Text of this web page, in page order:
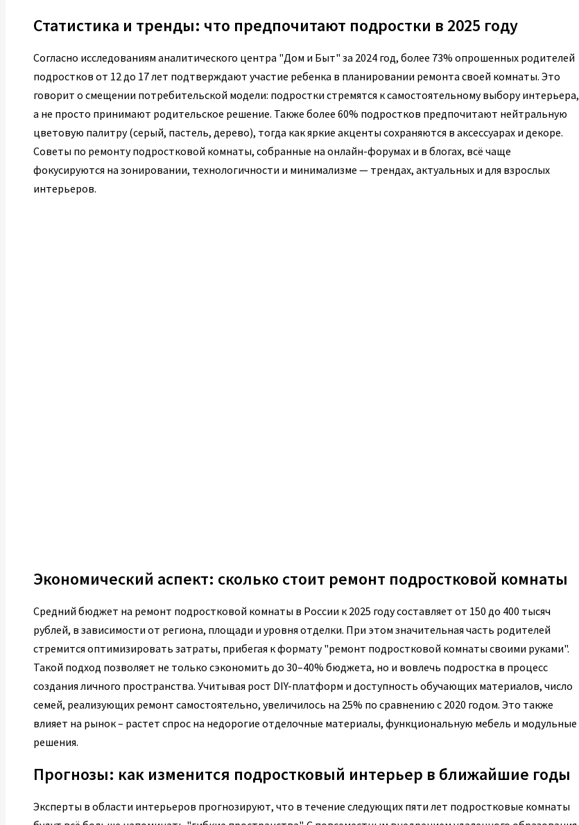
Статистика и тренды: что предпочитают подростки в 2025 году
Согласно исследованиям аналитического центра "Дом и Быт" за 2024 год, более 73% опрошенных родителей
подростков от 12 до 17 лет подтверждают участие ребенка в планировании ремонта своей комнаты. Это
говорит о смещении потребительской модели: подростки стремятся к самостоятельному выбору интерьера,
а не просто принимают родительское решение. Также более 60% подростков предпочитают нейтральную
цветовую палитру (серый, пастель, дерево), тогда как яркие акценты сохраняются в аксессуарах и декоре.
Советы по ремонту подростковой комнаты, собранные на онлайн-форумах и в блогах, всё чаще
фокусируются на зонировании, технологичности и минимализме — трендах, актуальных и для взрослых
интерьеров.
Экономический аспект: сколько стоит ремонт подростковой комнаты
Средний бюджет на ремонт подростковой комнаты в России к 2025 году составляет от 150 до 400 тысяч
рублей, в зависимости от региона, площади и уровня отделки. При этом значительная часть родителей
стремится оптимизировать затраты, прибегая к формату "ремонт подростковой комнаты своими руками".
Такой подход позволяет не только сэкономить до 30–40% бюджета, но и вовлечь подростка в процесс
создания личного пространства. Учитывая рост DIY-платформ и доступность обучающих материалов, число
семей, реализующих ремонт самостоятельно, увеличилось на 25% по сравнению с 2020 годом. Это также
влияет на рынок – растет спрос на недорогие отделочные материалы, функциональную мебель и модульные
решения.
Прогнозы: как изменится подростковый интерьер в ближайшие годы
Эксперты в области интерьеров прогнозируют, что в течение следующих пяти лет подростковые комнаты